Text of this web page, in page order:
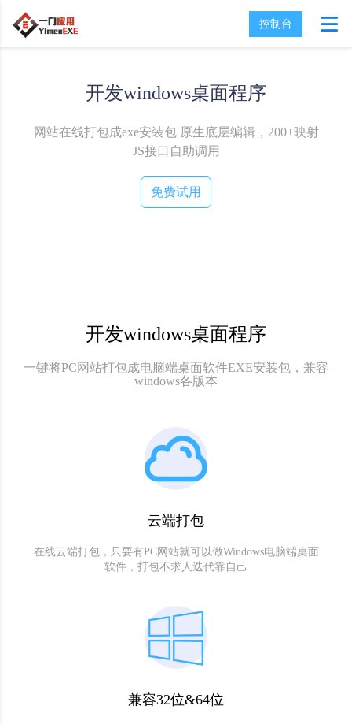
控制台
开发windows桌面程序
网站在线打包成exe安装包原生底层编辑，200+映射
JS接口自助调用
免费试用
开发windows桌面程序
一键将PC网站打包成电脑端桌面软件EXE安装包，兼容
windows各版本
云端打包
在线云端打包，只要有PC网站就可以做Windows电脑端桌面
软件，打包不求人迭代靠自己
兼容32位&64位